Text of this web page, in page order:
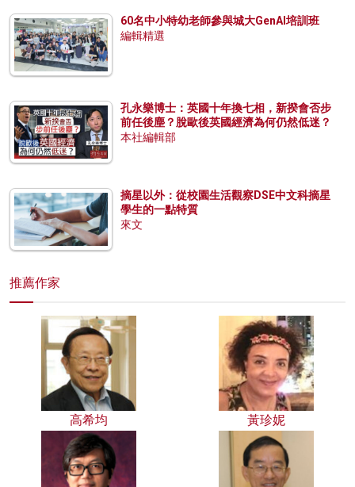
60名中小特幼老師參與城大GenAI培訓班
編輯精選
孔永樂博士：英國十年換七相，新揆會否步
前任後塵？脫歐後英國經濟為何仍然低迷？
本社編輯部
摘星以外：從校園生活觀察DSE中文科摘星
學生的一點特質
來文
推薦作家
高希均 黃珍妮